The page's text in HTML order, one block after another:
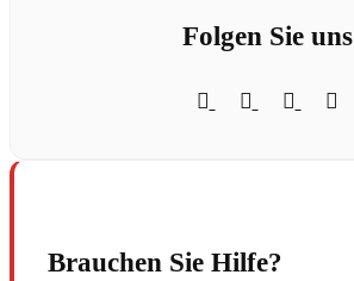
Folgen Sie uns
Brauchen Sie Hilfe?